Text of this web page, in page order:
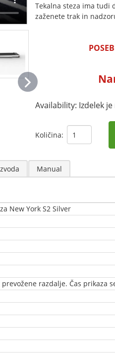
Tekalna steza ima tudi
zaženete trak in
Availability: Izdelek
Količina:
Manual
New York S2 Silver
razdalje. Čas prikaza